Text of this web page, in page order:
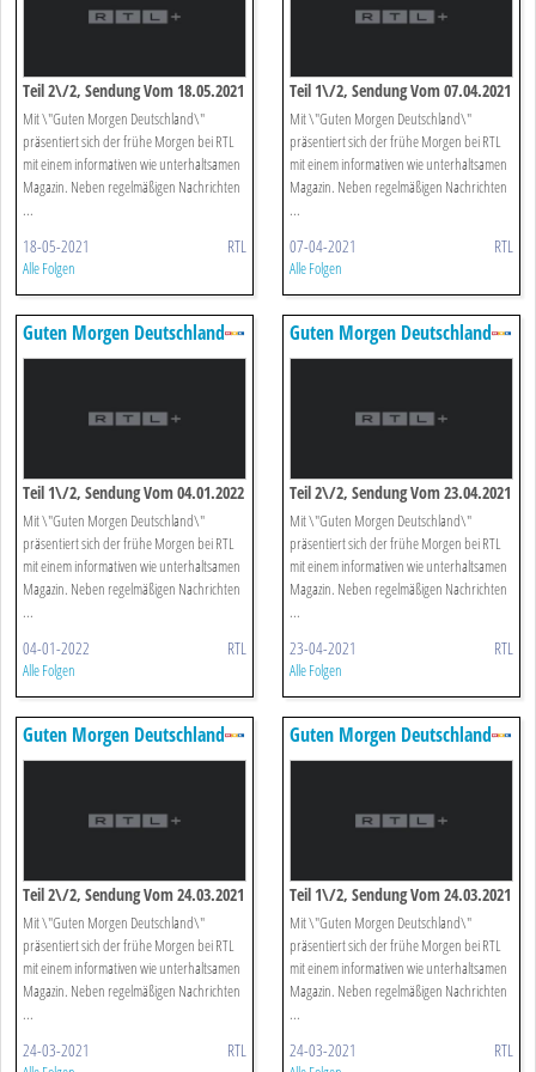
Teil 2\/2, Sendung Vom 18.05.2021
Mit \"Guten Morgen Deutschland\"
präsentiert sich der frühe Morgen bei RTL
mit einem informativen wie unterhaltsamen
Magazin. Neben regelmäßigen Nachrichten
...
18-05-2021 RTL
Alle Folgen
Teil 1\/2, Sendung Vom 07.04.2021
Mit \"Guten Morgen Deutschland\"
präsentiert sich der frühe Morgen bei RTL
mit einem informativen wie unterhaltsamen
Magazin. Neben regelmäßigen Nachrichten
...
07-04-2021 RTL
Alle Folgen
Guten Morgen Deutschland
Teil 1\/2, Sendung Vom 04.01.2022
Mit \"Guten Morgen Deutschland\"
präsentiert sich der frühe Morgen bei RTL
mit einem informativen wie unterhaltsamen
Magazin. Neben regelmäßigen Nachrichten
...
04-01-2022 RTL
Alle Folgen
Guten Morgen Deutschland
Teil 2\/2, Sendung Vom 23.04.2021
Mit \"Guten Morgen Deutschland\"
präsentiert sich der frühe Morgen bei RTL
mit einem informativen wie unterhaltsamen
Magazin. Neben regelmäßigen Nachrichten
...
23-04-2021 RTL
Alle Folgen
Guten Morgen Deutschland
Teil 2\/2, Sendung Vom 24.03.2021
Mit \"Guten Morgen Deutschland\"
präsentiert sich der frühe Morgen bei RTL
mit einem informativen wie unterhaltsamen
Magazin. Neben regelmäßigen Nachrichten
...
24-03-2021 RTL
Guten Morgen Deutschland
Teil 1\/2, Sendung Vom 24.03.2021
Mit \"Guten Morgen Deutschland\"
präsentiert sich der frühe Morgen bei RTL
mit einem informativen wie unterhaltsamen
Magazin. Neben regelmäßigen Nachrichten
...
24-03-2021 RTL